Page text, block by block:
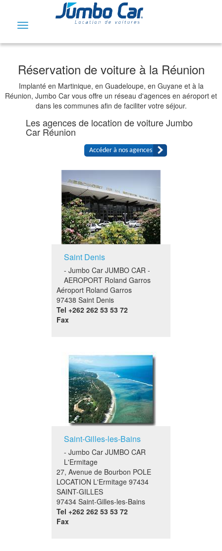
Toggle
Réservation de voiture à la Réunion
Implanté en Martinique, en Guadeloupe, en Guyane et à la
Réunion, Jumbo Car vous offre un réseau d'agences en aéroport et
dans les communes afin de faciliter votre séjour.
Les agences de location de voiture Jumbo
Car Réunion
Accéder à nos agences
Saint Denis
- Jumbo Car JUMBO CAR -
AEROPORT Roland Garros
Aéroport Roland Garros
97438 Saint Denis
Tel +262 262 53 53 72
Fax
Saint-Gilles-les-Bains
- Jumbo Car JUMBO CAR
L'Ermitage
27, Avenue de Bourbon POLE
LOCATION L'Ermitage 97434
SAINT-GILLES
97434 Saint-Gilles-les-Bains
Tel +262 262 53 53 72
Fax